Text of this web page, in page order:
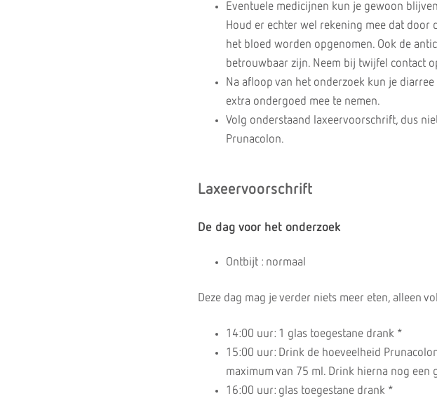
Eventuele medicijnen kun je gewoon
Houd er echter wel rekening mee dat
het bloed worden opgenomen. Ook de
betrouwbaar zijn. Neem bij twijfel contact
Na afloop van het onderzoek kun je
extra ondergoed mee te nemen.
Volg onderstaand laxeervoorschrift, dus
Prunacolon.
Laxeervoorschrift
De dag voor het onderzoek
Ontbijt : normaal
Deze dag mag je verder niets meer eten, alleen
14:00 uur: 1 glas toegestane drank *
15:00 uur: Drink de hoeveelheid
maximum van 75 ml. Drink hierna nog een
16:00 uur: glas toegestane drank *